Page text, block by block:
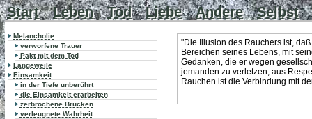
Start Leben Tod Liebe Andere Selbst
Melancholie
verworfene Trauer
Pakt mit dem Tod
Langeweile
Einsamkeit
in der Tiefe unberührt
die Einsamkeit erarbeiten
zerbrochene Brücken
verleugnete Wahrheit
"Die Illusion des Rauchers ist,
Bereichen seines Lebens, mit
Gedanken, die er wegen
jemanden zu verletzen, aus
Rauchen ist die Verbindung mit